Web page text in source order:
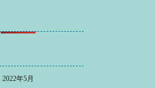
2022年5月